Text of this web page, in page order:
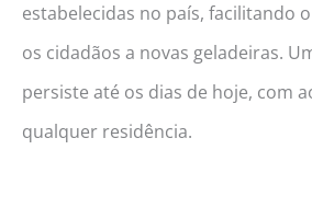
estabelecidas no país, facilitando
os cidadãos a novas geladeiras.
persiste até os dias de hoje, com
qualquer residência.